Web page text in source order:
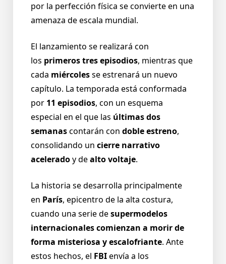
por la perfección física se convierte en una
amenaza de escala mundial.
El lanzamiento se realizará con
los primeros tres episodios, mientras que
cada miércolesse estrenará un nuevo
capítulo. La temporada está conformada
por 11 episodios, con un esquema
especial en el que las últimas dos
semanascontarán con doble estreno,
consolidando un cierre narrativo
aceleradoy dealto voltaje.
La historia se desarrolla principalmente
en París, epicentro de la alta costura,
cuando una serie desupermodelos
internacionales comienzan a morir de
forma misteriosa y escalofriante. Ante
estos hechos, el FBIenvía a los